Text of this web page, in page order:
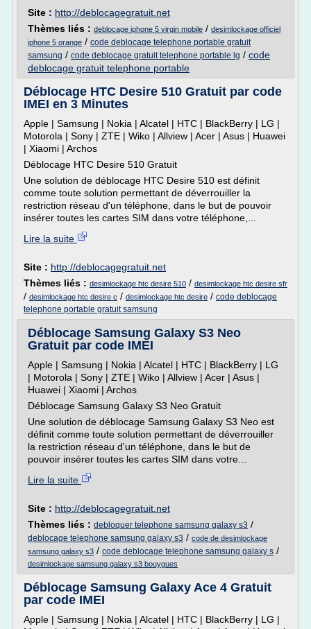
Site : http://deblocagegratuit.net
Thèmes liés : deblocage iphone 5 virgin mobile / desimlockage officiel
iphone 5 orange / code deblocage telephone portable gratuit
samsung / code deblocage gratuit telephone portable lg / code
deblocage gratuit telephone portable
Déblocage HTC Desire 510 Gratuit par code
IMEI en 3 Minutes
Apple | Samsung | Nokia | Alcatel | HTC | BlackBerry | LG |
Motorola | Sony | ZTE | Wiko | Allview | Acer | Asus | Huawei
| Xiaomi | Archos
Déblocage HTC Desire 510 Gratuit
Une solution de déblocage HTC Desire 510 est définit
comme toute solution permettant de déverrouiller la
restriction réseau d'un téléphone, dans le but de pouvoir
insérer toutes les cartes SIM dans votre téléphone,...
Lire la suite
Site : http://deblocagegratuit.net
Thèmes liés : desimlockage htc desire 510 / desimlockage htc desire sfr
/ desimlockage htc desire c / desimlockage htc desire / code deblocage
telephone portable gratuit samsung
Déblocage Samsung Galaxy S3 Neo
Gratuit par code IMEI
Apple | Samsung | Nokia | Alcatel | HTC | BlackBerry | LG
| Motorola | Sony | ZTE | Wiko | Allview | Acer | Asus |
Huawei | Xiaomi | Archos
Déblocage Samsung Galaxy S3 Neo Gratuit
Une solution de déblocage Samsung Galaxy S3 Neo est
définit comme toute solution permettant de déverrouiller
la restriction réseau d'un téléphone, dans le but de
pouvoir insérer toutes les cartes SIM dans votre...
Lire la suite
Site : http://deblocagegratuit.net
Thèmes liés : debloquer telephone samsung galaxy s3 /
deblocage telephone samsung galaxy s3 / code de desimlockage
samsung galaxy s3 / code deblocage telephone samsung galaxy s /
desimlockage samsung galaxy s3 bouygues
Déblocage Samsung Galaxy Ace 4 Gratuit
par code IMEI
Apple | Samsung | Nokia | Alcatel | HTC | BlackBerry | LG |